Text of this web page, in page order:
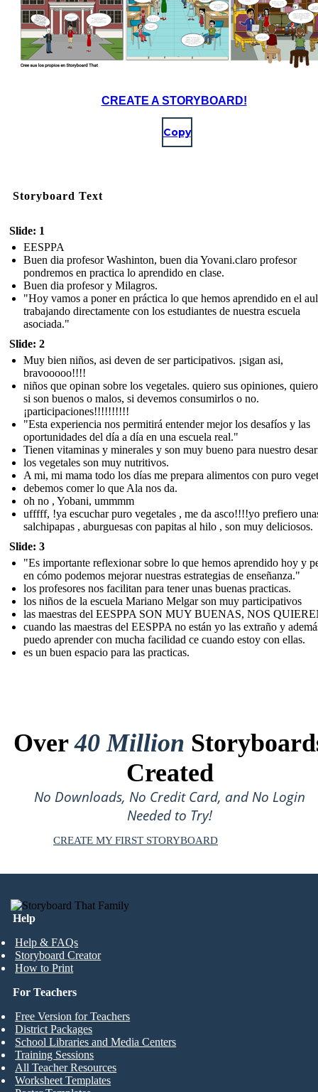
CREATE A STORYBOARD!
Copy
Storyboard Text
Slide: 1
EESPPA
Buen dia profesor Washinton, buen dia Yovani.claro profesor
pondremos en practica lo aprendido en clase.
Buen dia profesor y Milagros.
"Hoy vamos a poner en práctica lo que hemos aprendido en el
trabajando directamente con los estudiantes de nuestra escuela
asociada."
Slide: 2
Muy bien niños, asi deven de ser participativos. ¡sigan asi,
bravooooo!!!!
niños que opinan sobre los vegetales. quiero sus opiniones,
si son buenos o malos, si devemos consumirlos o no.
¡participaciones!!!!!!!!!!
"Esta experiencia nos permitirá entender mejor los desafíos y las
oportunidades del día a día en una escuela real."
Tienen vitaminas y minerales y son muy bueno para nuestro
los vegetales son muy nutritivos.
A mi, mi mama todo los días me prepara alimentos con puro
debemos comer lo que Ala nos da.
oh no , Yobani, ummmm
ufffff, !ya escuchar puro vegetales , me da asco!!!!yo prefiero
salchipapas , aburguesas con papitas al hilo , son muy deliciosos.
Slide: 3
"Es importante reflexionar sobre lo que hemos aprendido hoy y
en cómo podemos mejorar nuestras estrategias de enseñanza."
los profesores nos facilitan para tener unas buenas practicas.
los niños de la escuela Mariano Melgar son muy participativos
las maestras del EESPPA SON MUY BUENAS, NOS
cuando las maestras del EESPPA no están yo las extraño y
puedo aprender con mucha facilidad ce cuando estoy con ellas.
es un buen espacio para las practicas.
Over40 Million
Created
No Downloads, No Credit Card, and No Login
Needed to Try!
CREATE MY FIRST STORYBOARD
Help
Help & FAQs
Storyboard Creator
How to Print
For Teachers
Free Version for Teachers
District Packages
School Libraries and Media Centers
Training Sessions
All Teacher Resources
Worksheet Templates